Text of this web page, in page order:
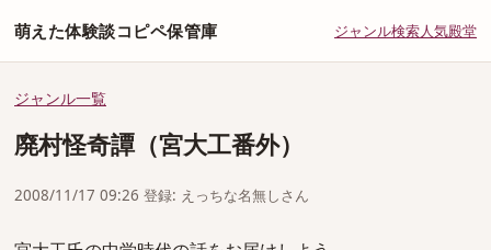
萌えた体験談コピペ保管庫 ジャンル検索人気殿堂
ジャンル一覧
廃村怪奇譚（宮大工番外）
2008/11/17 09:26 登録: えっちな名無しさん